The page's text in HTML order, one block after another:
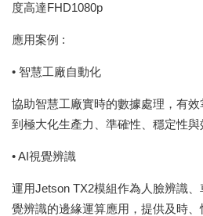
度高達FHD1080p
應用案例 :
• 智慧工廠自動化
協助智慧工廠實時的數據處理，有
到極大化生產力、準確性、穩定性與
• AI視覺辨識
運用Jetson TX2模組作為人臉辨識
覺辨識的邊緣運算應用，提供及時